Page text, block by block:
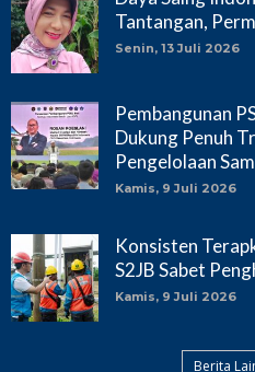
Tantangan,
Senin, 13 Juli 2026
Pembangunan
Dukung Penuh
Pengelolaan
Kamis, 9 Juli 2026
Konsisten
S2JB Sabet
Kamis, 9 Juli 2026
Berita